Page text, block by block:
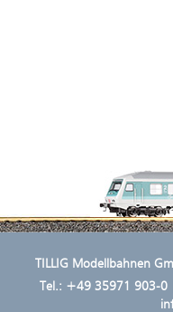
TILLIG Modellbahnen
Tel.: +49 35971 903-0|